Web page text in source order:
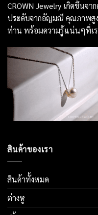
CROWN Jewelry เกิดขึ้นจา
ประดับจากอัญมณี คุณภาพสู
ท่าน พร้อมความรู้แน่นๆที่เ
สินค้าของเรา
สินค้าทั้งหมด
ต่างหู